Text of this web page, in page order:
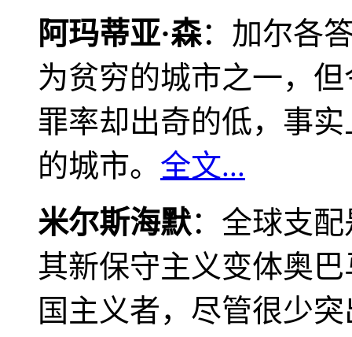
阿玛蒂亚·森：加尔各
为贫穷的城市之一，
罪率却出奇的低，事
的城市。 全文...
米尔斯海默：全球支
其新保守主义变体奥
国主义者，尽管很少